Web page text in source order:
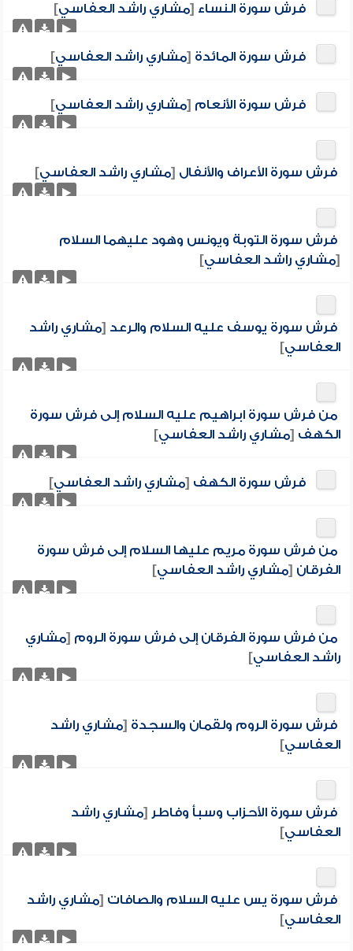
فرش سورة النساء [مشاري راشد العفاسي]
فرش سورة المائدة [مشاري راشد العفاسي]
فرش سورة الأنعام [مشاري راشد العفاسي]
فرش سورة الأعراف والأنفال [مشاري راشد العفاسي]
فرش سورة التوبة ويونس وهود عليهما السلام
[مشاري راشد العفاسي]
فرش سورة يوسف عليه السلام والرعد [مشاري راشد
العفاسي]
من فرش سورة ابراهيم عليه السلام إلى فرش سورة
الكهف [مشاري راشد العفاسي]
فرش سورة الكهف [مشاري راشد العفاسي]
من فرش سورة مريم عليها السلام إلى فرش سورة
الفرقان [مشاري راشد العفاسي]
من فرش سورة الفرقان إلى فرش سورة الروم [مشاري
راشد العفاسي]
فرش سورة الروم ولقمان والسجدة [مشاري راشد
العفاسي]
فرش سورة الأحزاب وسبأ وفاطر [مشاري راشد
العفاسي]
فرش سورة يس عليه السلام والصافات [مشاري راشد
العفاسي]